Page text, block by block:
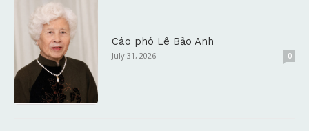
Cáo phó Lê Bảo Anh
July 31, 2026 0